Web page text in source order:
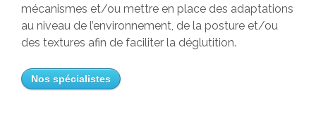
mécanismes et/ou mettre en place des adaptations
au niveau de l’environnement, de la posture et/ou
des textures afin de faciliter la déglutition.
Nos spécialistes